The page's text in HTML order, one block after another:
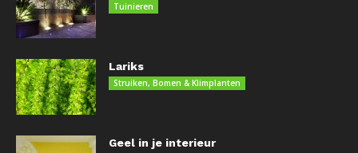
Tuinieren
Lariks
Struiken, Bomen & Klimplanten
Geel in je interieur